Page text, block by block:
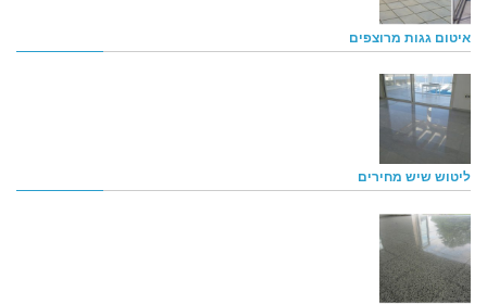
איטום גגות מרוצפים
ליטוש שיש מחירים